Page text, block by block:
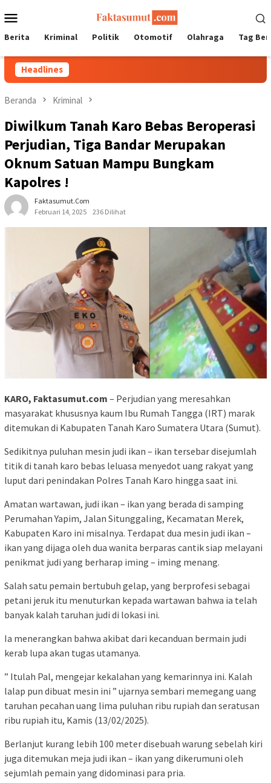
ke
kontenMobile
Berita Kriminal Politik Otomotif Olahraga Tag
Headlines
Beranda Kriminal
Diwilkum Tanah Karo Bebas Beroperasi
Perjudian, Tiga Bandar Merupakan
Oknum Satuan Mampu Bungkam
Kapolres !
Faktasumut.com
Februari 14, 2025
236 Dilihat
KARO, Faktasumut.com – Perjudian yang meresahkan
masyarakat khususnya kaum Ibu Rumah Tangga (IRT) marak
ditemukan di Kabupaten Tanah Karo Sumatera Utara (Sumut).
Sedikitnya puluhan mesin judi ikan – ikan tersebar disejumlah
titik di tanah karo bebas leluasa menyedot uang rakyat yang
luput dari penindakan Polres Tanah Karo hingga saat ini.
Amatan wartawan, judi ikan – ikan yang berada di samping
Perumahan Yapim, Jalan Situnggaling, Kecamatan Merek,
Kabupaten Karo ini misalnya. Terdapat dua mesin judi ikan –
ikan yang dijaga oleh dua wanita berparas cantik siap melayani
penikmat judi yang berharap iming – iming menang.
Salah satu pemain bertubuh gelap, yang berprofesi sebagai
petani jeruk itu menuturkan kepada wartawan bahwa ia telah
banyak kalah taruhan judi di lokasi ini.
Ia menerangkan bahwa akibat dari kecanduan bermain judi
kerab lupa akan tugas utamanya.
” Itulah Pal, mengejar kekalahan yang kemarinnya ini. Kalah
lalap pun dibuat mesin ini ” ujarnya sembari memegang uang
taruhan pecahan uang lima puluhan ribu rupiah dan seratusan
ribu rupiah itu, Kamis (13/02/2025).
Berlanjut kurang lebih 100 meter disebuah warung sebelah kiri
juga ditemukan meja judi ikan – ikan yang dikerumuni oleh
sejumlah pemain yang didominasi para pria.